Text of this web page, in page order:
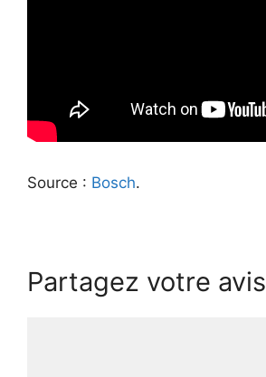
Source : Bosch.
Partagez votre avis